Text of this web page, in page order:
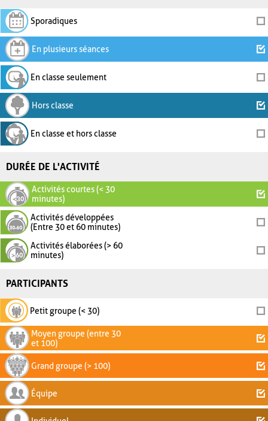
Sporadiques
En plusieurs séances
En classe seulement
Hors classe
En classe et hors classe
DURÉE DE L'ACTIVITÉ
Activités courtes (< 30
minutes)
Activités développées
(Entre 30 et 60 minutes)
Activités élaborées (> 60
minutes)
PARTICIPANTS
Petit groupe (< 30)
Moyen groupe (entre 30
et 100)
Grand groupe (> 100)
Équipe